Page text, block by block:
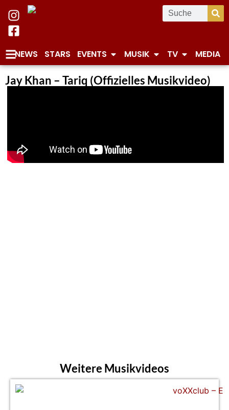
NEWS STARS EVENTS MUSIK TV MEDIA
Jay Khan – Tariq (Offizielles Musikvideo)
Weitere Musikvideos